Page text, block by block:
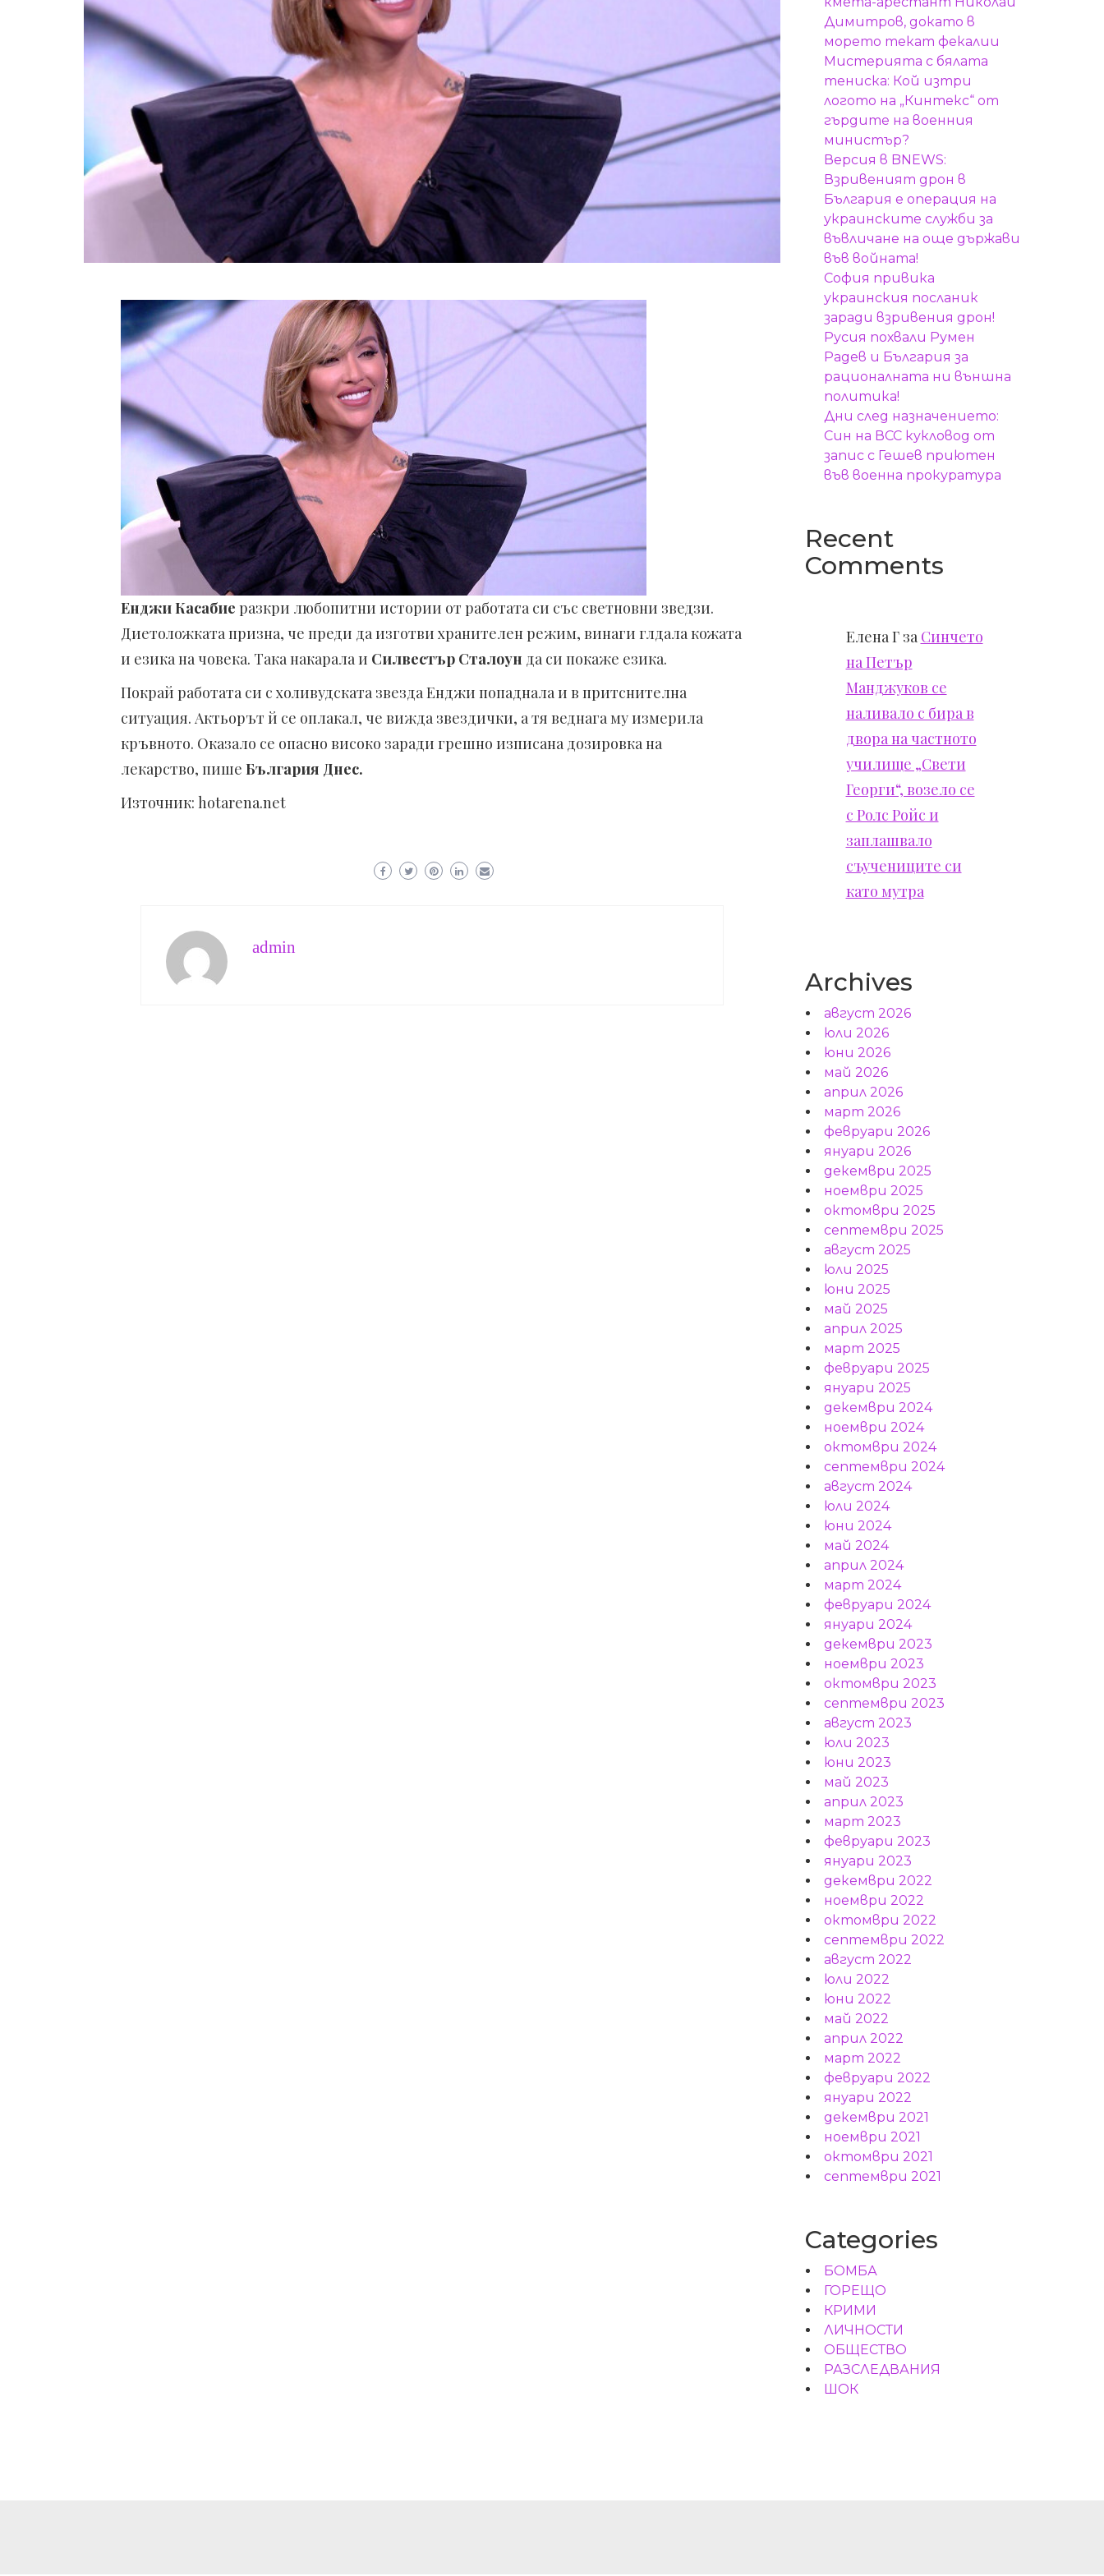
Енджи Касабие разкри любопитни истории от работата си със светновни зведзи.
Диетоложката призна, че преди да изготви хранителен режим, винаги глдала кожата
и езика на човека. Така накарала и Силвестър Сталоун да си покаже езика.
Покрай работата си с холивудската звезда Енджи попаднала и в притснителна
ситуация. Актьорът й се оплакал, че вижда звездички, а тя веднага му измерила
кръвното. Оказало се опасно високо заради грешно изписана дозировка на
лекарство, пише България Днес.
Източник: hotarena.net
admin
Димитров, докато в
морето текат фекалии
Мистерията с бялата
тениска: Кой изтри
логото на „Кинтекс“ от
гърдите на военния
министър?
Версия в BNEWS:
Взривеният дрон в
България е операция на
украинските служби за
въвличане на още държави
във войната!
София привика
украинския посланик
заради взривения дрон!
Русия похвали Румен
Радев и България за
рационалната ни външна
политика!
Дни след назначението:
Син на ВСС кукловод от
запис с Гешев приютен
във военна прокуратура
Recent
Comments
Елена Гза Синчето
на Петър
Манджуков се
наливало с бира в
двора на частното
училище „Свети
Георги“, возело се
с Ролс Ройс и
заплашвало
съучениците си
като мутра
Archives
август 2026
юли 2026
юни 2026
май 2026
април 2026
март 2026
февруари 2026
януари 2026
декември 2025
ноември 2025
октомври 2025
септември 2025
август 2025
юли 2025
юни 2025
май 2025
април 2025
март 2025
февруари 2025
януари 2025
декември 2024
ноември 2024
октомври 2024
септември 2024
август 2024
юли 2024
юни 2024
май 2024
април 2024
март 2024
февруари 2024
януари 2024
декември 2023
ноември 2023
октомври 2023
септември 2023
август 2023
юли 2023
юни 2023
май 2023
април 2023
март 2023
февруари 2023
януари 2023
декември 2022
ноември 2022
октомври 2022
септември 2022
август 2022
юли 2022
юни 2022
май 2022
април 2022
март 2022
февруари 2022
януари 2022
декември 2021
ноември 2021
октомври 2021
септември 2021
Categories
БОМБА
ГОРЕЩО
КРИМИ
ЛИЧНОСТИ
ОБЩЕСТВО
РАЗСЛЕДВАНИЯ
ШОК